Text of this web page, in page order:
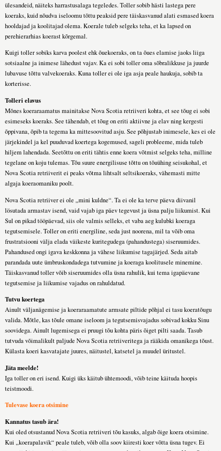
ülesandeid, näiteks harrastusalaga tegeledes. Toller sobib hästi lastega pere
koeraks, kuid nõudva iseloomu tõttu peaksid pere täiskasvanud alati esmased koera
hooldajad ja koolitajad olema. Koerale tuleb selgeks teha, et ka lapsed on
perehierarhias koerast kõrgemal.
Kuigi toller sobiks karva poolest ehk õuekoeraks, on ta õues elamise jaoks liiga
sotsiaalne ja inimese lähedust vajav. Ka ei sobi toller oma sõbralikkuse ja juurde
lubavuse tõttu valvekoeraks. Kuna toller ei ole iga asja peale haukuja, sobib ta
korterisse.
Tolleri elavus
Mõnes koeraraamatus mainitakse Nova Scotia retriiveri kohta, et see tõug ei sobi
esimeseks koeraks. See tähendab, et tõug on eriti aktiivne ja elav ning kergesti
õppivana, õpib ta tegema ka mittesoovitud asju. See põhjustab inimesele, kes ei ole
järjekindel ja kel puuduvad koertega kogemused, sageli probleeme, mida tuleb
hiljem lahendada. Seetõttu on eriti tähtis enne koera võtmist selgeks teha, milline
tegelane on koju tulemas. Tõu suure energilisuse tõttu on tõuühing seisukohal, et
Nova Scotia retriiverit ei peaks võtma lihtsalt seltsikoeraks, vähemasti mitte
algaja koeraomaniku poolt.
Nova Scotia retriiver ei ole „mini kuldne“. Ta ei ole ka terve päeva diivanil
lösutada armastav isend, vaid vajab iga päev tegevust ja üsna palju liikumist. Kui
Sul on pikad tööpäevad, siis ole valmis selleks, et vaba aeg kulubki koeraga
tegutsemisele. Toller on eriti energiline, seda just noorena, mil ta võib oma
frustratsiooni välja elada väikeste kuritegudega (pahandustega) siseruumides.
Pahandused ongi igava keskkonna ja vähese liikumise tagajärjed. Seda aitab
parandada uute ümbruskondadega tutvumine ja koeraga koolitusele minemine.
Täiskasvanud toller võib siseruumides olla üsna rahulik, kui tema igapäevane
tegutsemise ja liikumise vajadus on rahuldatud.
Tutvu koertega
Ainult väljanägemise ja koeraraamatute armsate piltide põhjal ei tasu koeratõugu
valida. Mõtle, kas tõule omane iseloom ja tegutsemisvajadus sobivad kokku Sinu
soovidega. Ainult lugemisega ei pruugi tõu kohta päris õiget pilti saada. Tasub
tutvuda võimalikult paljude Nova Scotia retriiveritega ja rääkida omanikega tõust.
Külasta koeri kasvatajate juures, näitustel, katsetel ja muudel üritustel.
Jäta meelde!
Iga toller on eri isend. Kuigi üks käitub ühtemoodi, võib teine käituda hoopis
teistmoodi.
Tulevase koera otsimine
Kannatus tasub ära!
Kui oled otsustanud Nova Scotia retriiveri tõu kasuks, algab õige koera otsimine.
Kui „koerapalavik“ peale tuleb, võib olla soov kiiresti koer võtta üsna tugev. Ei